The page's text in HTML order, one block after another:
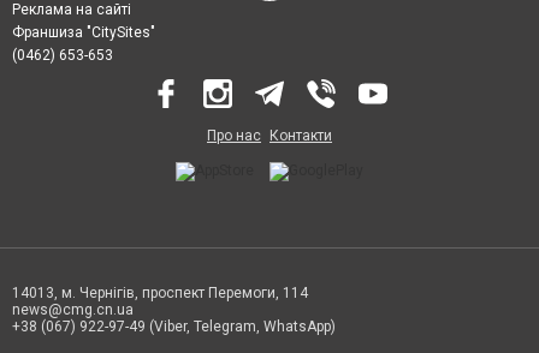
Реклама на сайті
Франшиза "CitySites"
(0462) 653-653
Про нас Контакти
14013, м. Чернігів, проспект Перемоги, 114
news@cmg.cn.ua
+38 (067) 922-97-49 (Viber, Telegram, WhatsApp)